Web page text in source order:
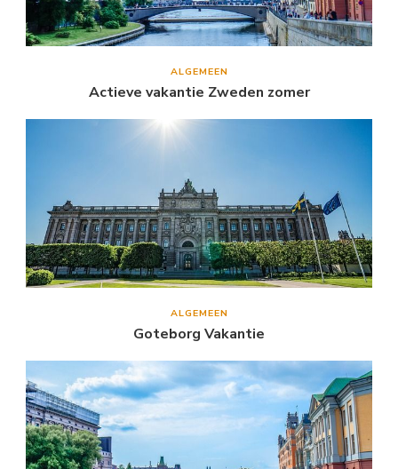
ALGEMEEN
Actieve vakantie Zweden zomer
ALGEMEEN
Goteborg Vakantie